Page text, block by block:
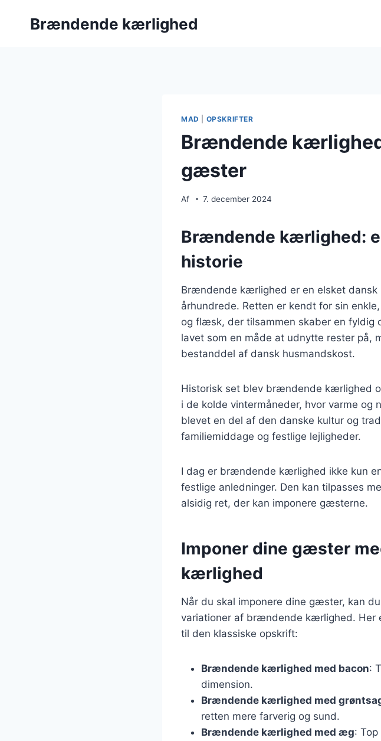
Brændende kærlighed
MAD OPSKRIFTER
Brændende
gæster
Af 7. december 2024
Brændende kærlighed:
historie
Brændende kærlighed er en elsket
århundrede. Retten er kendt for sin
og flæsk, der tilsammen skaber en fyldig
lavet som en måde at udnytte rester på,
bestanddel af dansk husmandskost.
Historisk set blev brændende kærlighed
i de kolde vintermåneder, hvor varme
blevet en del af den danske kultur og
familiemiddage og festlige lejligheder.
I dag er brændende kærlighed ikke kun
festlige anledninger. Den kan tilpasses
alsidig ret, der kan imponere gæsterne.
Imponer dine gæster
kærlighed
Når du skal imponere dine gæster, kan
variationer af brændende kærlighed. Her
til den klassiske opskrift:
Brændende kærlighed med bacon:
dimension.
Brændende kærlighed med
retten mere farverig og sund.
Brændende kærlighed med æg: